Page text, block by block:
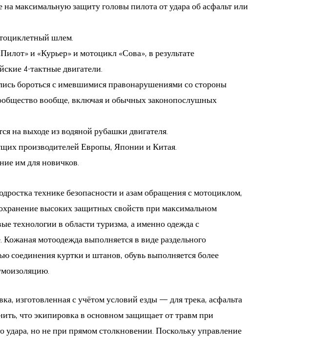
максимальную защиту головы пилота от удара об асфальт или
шлем.
и «Курьер» и мотоцикл «Сова», в результате
4-тактные двигатели.
бороться с имевшимися правонарушениями со стороны
вообще, включая и обычных законопослушных
на выходе из водяной рубашки двигателя.
производителей Европы, Японии и Китая.
им для новичков.
технике безопасности и азам обращения с мотоциклом,
высоких защитных свойств при максимальном
технологии в области туризма, а именно одежда с
мотоодежда выполняется в виде раздельного
соединения куртки и штанов, обувь выполняется более
изготовленная с учётом условий езды — для трека, асфальта
что экипировка в основном защищает от травм при
но не при прямом столкновении. Поскольку управление